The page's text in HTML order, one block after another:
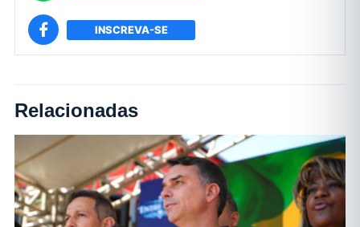
INSCREVA-SE
Relacionadas